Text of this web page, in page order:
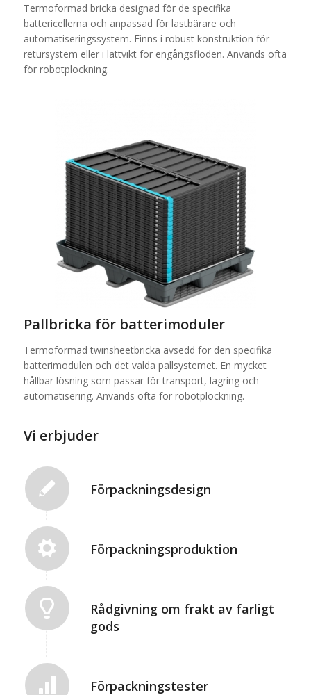
Termoformad bricka designad för de specifika
battericellerna och anpassad för lastbärare och
automatiseringssystem. Finns i robust konstruktion för
retursystem eller i lättvikt för engångsflöden. Används ofta
för robotplockning.
Pallbricka för batterimoduler
Termoformad twinsheetbricka avsedd för den specifika
batterimodulen och det valda pallsystemet. En mycket
hållbar lösning som passar för transport, lagring och
automatisering. Används ofta för robotplockning.
Vi erbjuder
Förpackningsdesign
Förpackningsproduktion
Rådgivning om frakt av farligt
gods
Förpackningstester